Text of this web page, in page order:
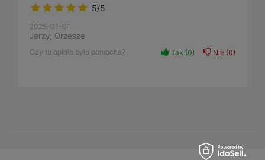
5/5
2025-01-01
Jerzy, Orzesze
Czy ta opinia była pomocna? Tak 0 Nie 0